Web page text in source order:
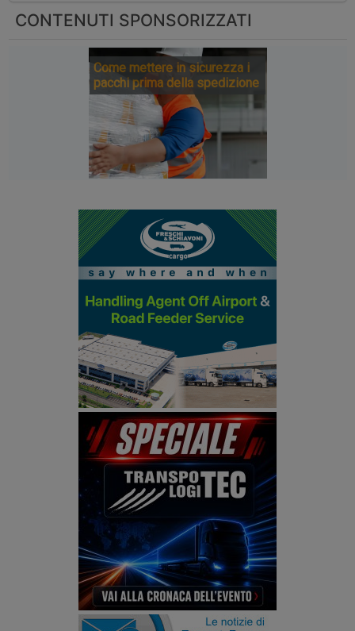
CONTENUTI SPONSORIZZATI
Come mettere in sicurezza i
pacchi prima della spedizione